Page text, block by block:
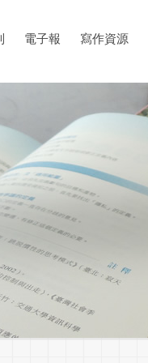
電子報 寫作資源